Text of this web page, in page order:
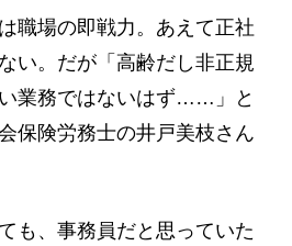
職場の即戦力。あえて正社
い。だが「高齢だし非正規
業務ではないはず……」と
保険労務士の井戸美枝さん
も、事務員だと思っていた